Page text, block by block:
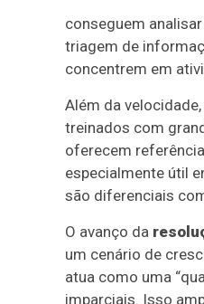
conseguem
triagem de
concentrem em
Além da
treinados com
oferecem
especialmente útil
são diferenciais
O avanço da
um cenário de
atua como uma
imparciais. Isso